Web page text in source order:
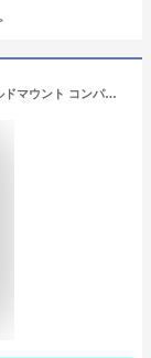
JILL STUART 【ジルスチュアート】 ハンドヘルドマウント コンパクトミラーII